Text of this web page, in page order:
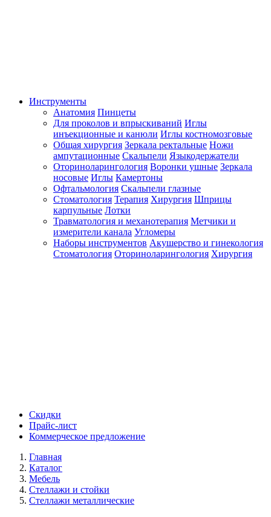
Инструменты
Анатомия Пинцеты
Для проколов и впрыскиваний Иглы
инъекционные и канюли Иглы костномозговые
Общая хирургия Зеркала ректальные Ножи
ампутационные Скальпели Языкодержатели
Оториноларингология Воронки ушные Зеркала
носовые Иглы Камертоны
Офтальмология Скальпели глазные
Стоматология Терапия Хирургия Шприцы
карпульные Лотки
Травматология и механотерапия Метчики и
измерители канала Угломеры
Наборы инструментов Акушерство и гинекология
Стоматология Оториноларингология Хирургия
Скидки
Прайс-лист
Коммерческое предложение
Главная
Каталог
Мебель
Стеллажи и стойки
Стеллажи металлические